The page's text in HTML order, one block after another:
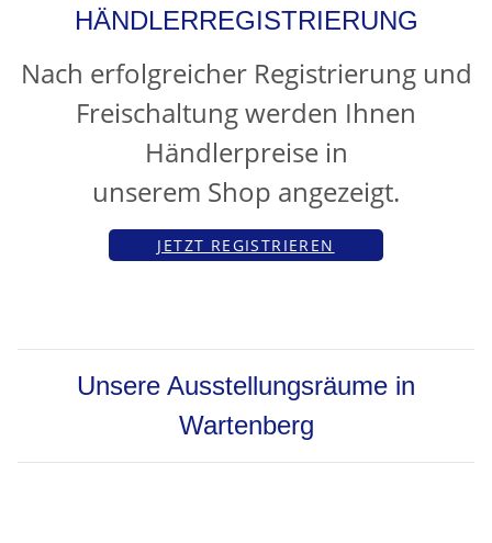
HÄNDLERREGISTRIERUNG
Nach erfolgreicher Registrierung und
Freischaltung werden Ihnen
Händlerpreise in
unserem Shop angezeigt.
JETZT REGISTRIEREN
Unsere Ausstellungsräume in
Wartenberg